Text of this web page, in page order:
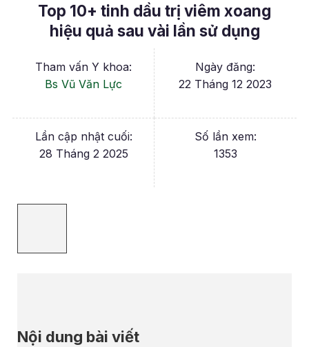
Top 10+ tinh dầu trị viêm xoang
hiệu quả sau vài lần sử dụng
Tham vấn Y khoa:
Bs Vũ Văn Lực
Ngày đăng:
22 Tháng 12 2023
Lần cập nhật cuối:
28 Tháng 2 2025
Số lần xem:
1353
Nội dung bài viết